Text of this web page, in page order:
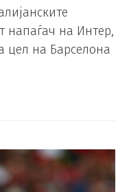
напаѓач на Интер,
цел на Барселона